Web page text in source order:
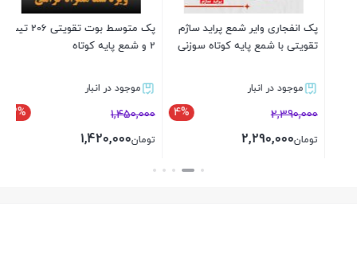
پک انفجاری وایر شمع پراید ساژم
تقویتی با شمع پایه کوتاه سوزنی
موجود در انبار
4% 2,390,000
تومان2,290,000
پک متوسط بوت تقویتی 206 تیپ
موجود در انبار
2% 1,450,000
تومان1,420,000